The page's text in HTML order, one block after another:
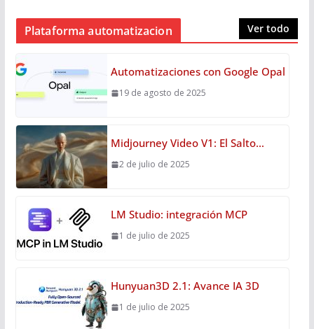
Plataforma automatizacion Ver todo
Automatizaciones con Google Opal
19 de agosto de 2025
Midjourney Video V1: El Salto…
2 de julio de 2025
LM Studio: integración MCP
1 de julio de 2025
Hunyuan3D 2.1: Avance IA 3D
1 de julio de 2025